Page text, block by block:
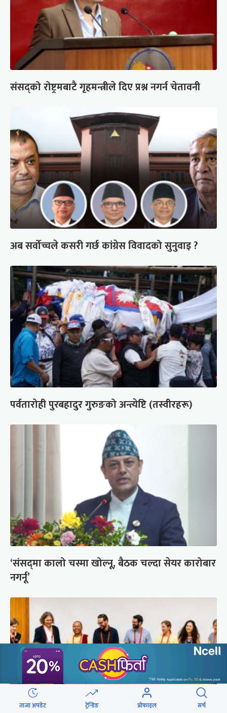
संसद्को रोष्ट्रमबाटै गृहमन्त्रीले दिए प्रश्न नगर्न चेतावनी
अब सर्वोच्चले कसरी गर्छ कांग्रेस विवादको सुनुवाइ ?
पर्वतारोही पुरबहादुर गुरुङको अन्त्येष्टि (तस्वीरहरू)
‘संसद्‍मा कालो चस्मा खोल्नू, बैठक चल्दा सेयर कारोबार
नगर्नू’
ताजा अपडेट ट्रेन्डिङ प्रोफाइल सर्च